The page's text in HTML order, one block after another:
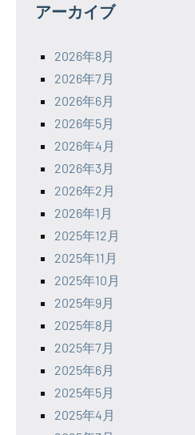
アーカイブ
2026年8月
2026年7月
2026年6月
2026年5月
2026年4月
2026年3月
2026年2月
2026年1月
2025年12月
2025年11月
2025年10月
2025年9月
2025年8月
2025年7月
2025年6月
2025年5月
2025年4月